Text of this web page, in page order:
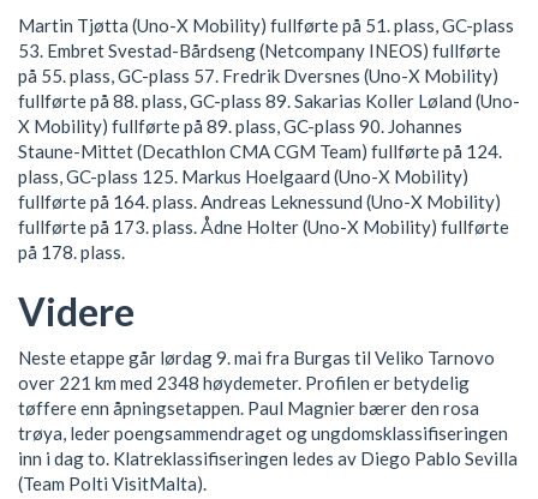
Martin Tjøtta (Uno-X Mobility) fullførte på 51. plass, GC-plass
53. Embret Svestad-Bårdseng (Netcompany INEOS) fullførte
på 55. plass, GC-plass 57. Fredrik Dversnes (Uno-X Mobility)
fullførte på 88. plass, GC-plass 89. Sakarias Koller Løland (Uno-
X Mobility) fullførte på 89. plass, GC-plass 90. Johannes
Staune-Mittet (Decathlon CMA CGM Team) fullførte på 124.
plass, GC-plass 125. Markus Hoelgaard (Uno-X Mobility)
fullførte på 164. plass. Andreas Leknessund (Uno-X Mobility)
fullførte på 173. plass. Ådne Holter (Uno-X Mobility) fullførte
på 178. plass.
Videre
Neste etappe går lørdag 9. mai fra Burgas til Veliko Tarnovo
over 221 km med 2348 høydemeter. Profilen er betydelig
tøffere enn åpningsetappen. Paul Magnier bærer den rosa
trøya, leder poengsammendraget og ungdomsklassifiseringen
inn i dag to. Klatreklassifiseringen ledes av Diego Pablo Sevilla
(Team Polti VisitMalta).